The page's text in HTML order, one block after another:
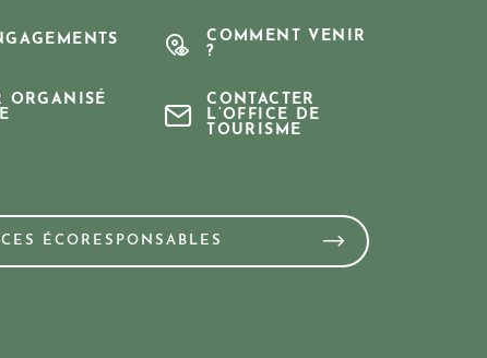
COMMENT VENIR
?
ORGANISÉ
CONTACTER
L’OFFICE DE
TOURISME
ÉCORESPONSABLES